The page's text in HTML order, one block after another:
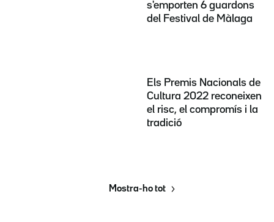
s'emporten 6 guardons
del Festival de Màlaga
Els Premis Nacionals de
Cultura 2022 reconeixen
el risc, el compromís i la
tradició
Mostra-ho tot